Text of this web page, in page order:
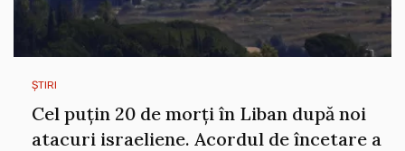
ȘTIRI
Cel puțin 20 de morți în Liban după noi
atacuri israeliene. Acordul de încetare a